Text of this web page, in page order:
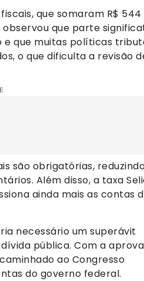
que somaram R$ 544
observou que parte
e que muitas políticas
o que dificulta a revisão
são obrigatórias,
Além disso, a taxa
ainda mais as contas
necessário um superávit
pública. Com a
ao Congresso
do governo federal.